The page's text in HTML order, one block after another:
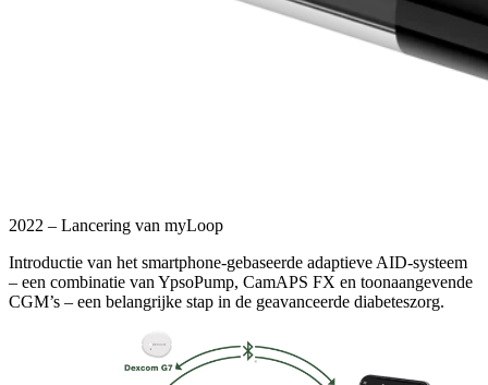
2022 – Lancering van myLoop
Introductie van het smartphone-gebaseerde adaptieve AID-systeem
– een combinatie van YpsoPump, CamAPS FX en toonaangevende
CGM’s – een belangrijke stap in de geavanceerde diabeteszorg.